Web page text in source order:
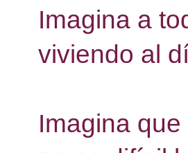
Imagina a
viviendo al
Imagina